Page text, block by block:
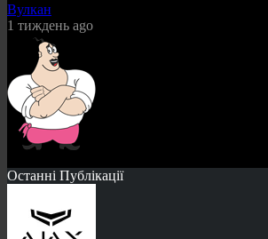
Вулкан
1 тиждень ago
Останні Публікації